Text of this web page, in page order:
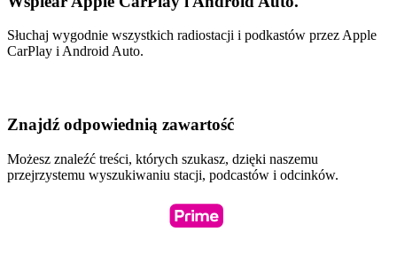
Słuchaj wygodnie wszystkich radiostacji i podkastów przez Apple
CarPlay i Android Auto.
Znajdź odpowiednią zawartość
Możesz znaleźć treści, których szukasz, dzięki naszemu
przejrzystemu wyszukiwaniu stacji, podcastów i odcinków.